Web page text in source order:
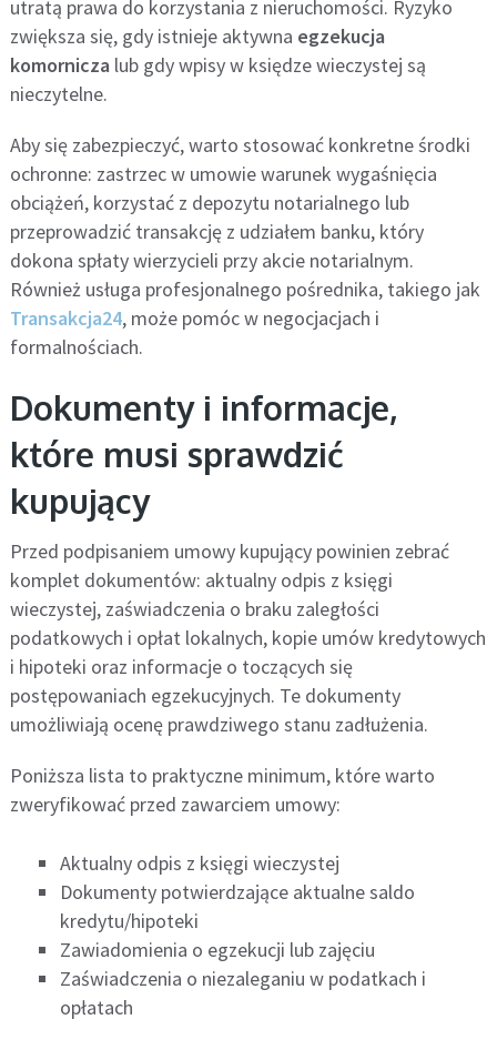
utratą prawa do korzystania z nieruchomości. Ryzyko
zwiększa się, gdy istnieje aktywna egzekucja
komornicza lub gdy wpisy w księdze wieczystej są
nieczytelne.
Aby się zabezpieczyć, warto stosować konkretne środki
ochronne: zastrzec w umowie warunek wygaśnięcia
obciążeń, korzystać z depozytu notarialnego lub
przeprowadzić transakcję z udziałem banku, który
dokona spłaty wierzycieli przy akcie notarialnym.
Również usługa profesjonalnego pośrednika, takiego jak
Transakcja24, może pomóc w negocjacjach i
formalnościach.
Dokumenty i informacje,
które musi sprawdzić
kupujący
Przed podpisaniem umowy kupujący powinien zebrać
komplet dokumentów: aktualny odpis z księgi
wieczystej, zaświadczenia o braku zaległości
podatkowych i opłat lokalnych, kopie umów kredytowych
i hipoteki oraz informacje o toczących się
postępowaniach egzekucyjnych. Te dokumenty
umożliwiają ocenę prawdziwego stanu zadłużenia.
Poniższa lista to praktyczne minimum, które warto
zweryfikować przed zawarciem umowy:
Aktualny odpis z księgi wieczystej
Dokumenty potwierdzające aktualne saldo
kredytu/hipoteki
Zawiadomienia o egzekucji lub zajęciu
Zaświadczenia o niezaleganiu w podatkach i
opłatach